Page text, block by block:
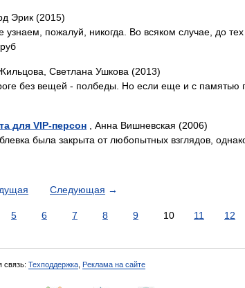
Эрик (2015)
узнаем, пожалуй, никогда. Во всяком случае, до
Светлана Ушкова (2013)
без вещей - полбеды. Но если еще и с
для VIP-персон , Анна Вишневская (2006)
была закрыта от любопытных взглядов,
Следующая →
5 6 7 8 9 10 11 12
связь: Техподдержка Реклама на сайте